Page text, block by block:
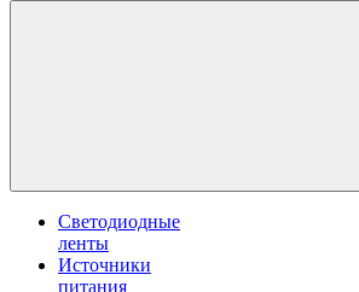
Светодиодные
ленты
Источники
питания